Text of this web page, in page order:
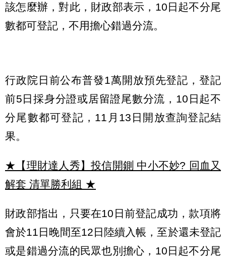
該怎麼辦，對此，財政部表示，10日起不分尾
數都可登記，不用擔心錯過分流。
行政院日前公布普發1萬開放預先登記，登記
前5日採身分證或居留證尾數分流，10日起不
分尾數都可登記，11月13日開放查詢登記結
果。
★【理財達人秀】投信開鍘 中小不妙? 回血又
解套 清單勝利組 ★
財政部指出，只要在10日前登記成功，款項將
會於11日晚間至12日陸續入帳，至於還未登記
或是錯過分流的民眾也別擔心，10日起不分尾